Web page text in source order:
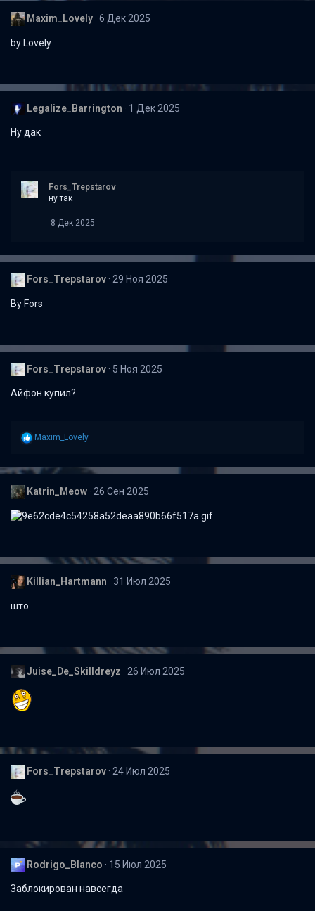
Maxim_Lovely 6 Дек 2025
by Lovely
Legalize_Barrington 1 Дек 2025
Ну дак
Fors_Trepstarov
ну так
8 Дек 2025
Fors_Trepstarov 29 Ноя 2025
By Fors
Fors_Trepstarov 5 Ноя 2025
Айфон купил?
Р
к
и
:
Maxim_Lovely
Katrin_Meow 26 Сен 2025
Killian_Hartmann 31 Июл 2025
што
Juise_De_Skilldreyz 26 Июл 2025
Fors_Trepstarov 24 Июл 2025
Rodrigo_Blanco 15 Июл 2025
Заблокирован навсегда